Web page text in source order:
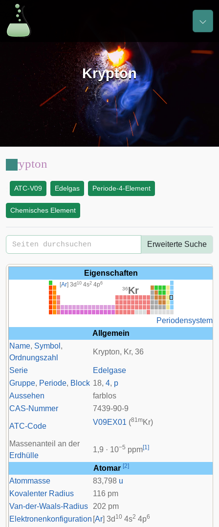
Krypton
Krypton
ATC-V09 Edelgas Periode-4-Element
Chemisches Element
Erweiterte Suche
Eigenschaften
[Ar] 3d 10 4s2 4p6
36Kr
Periodensystem
Allgemein
Name, Symbol ,
Ordnungszahl
Krypton, Kr, 36
Serie
Edelgase
Gruppe, Periode, Block 18, 4, p
Aussehen
farblos
CAS-Nummer
7439-90-9
ATC-Code V09EX01 (81mKr)
Massenanteil an der
Erdhülle
1,9 · 10−5 ppm[1]
Atomar [2]
Atommasse 83,798 u
Kovalenter Radius
116 pm
Van-der-Waals-Radius
202 pm
Elektronenkonfiguration [Ar] 3d 10 4s2 4p6